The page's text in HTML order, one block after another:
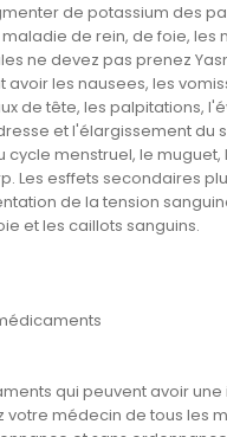
de potassium des
de rein, de foie, les
ne devez pas prenez
les nausees, les
de tête, les palpitations,
et l'élargissement du
cycle menstruel, le muguet,
Les esffets secondaires
de la tension
et les caillots sanguins.
qui peuvent avoir
votre médecin de tous les